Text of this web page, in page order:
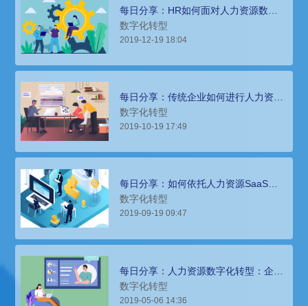
每日分享：HR如何面对人力资源数字
化转型？
数字化转型
2019-12-19 18:04
每日分享：传统企业如何进行人力资源
数字化转型？
数字化转型
2019-10-19 17:49
每日分享：如何依托人力资源SaaS完
成人力资源数字化转型
数字化转型
2019-09-19 09:47
每日分享：人力资源数字化转型：企业
发展的必由之路
数字化转型
2019-05-06 14:36